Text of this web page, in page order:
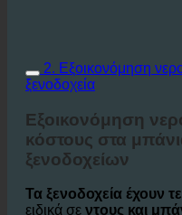
2. Εξοικονόμηση
ξενοδοχεία
Εξοικονόμηση
κόστους στα
ξενοδοχείων